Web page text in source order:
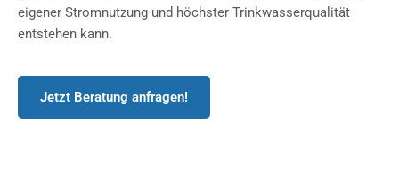
eigener Stromnutzung und höchster Trinkwasserqualität
entstehen kann.
Jetzt Beratung anfragen!